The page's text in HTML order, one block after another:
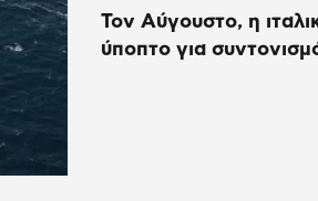
Τον Αύγουστο, η
ύποπτο για